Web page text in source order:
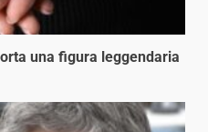
una figura leggendaria